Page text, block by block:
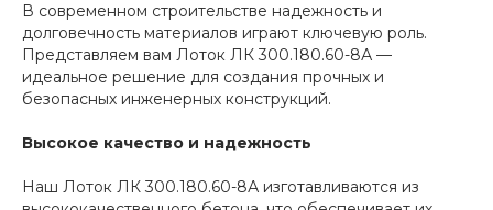
В современном строительстве надежность и
долговечность материалов играют ключевую роль.
Представляем вам Лоток ЛК 300.180.60-8А —
идеальное решение для создания прочных и
безопасных инженерных конструкций.
Высокое качество и надежность
Наш Лоток ЛК 300.180.60-8А изготавливаются из